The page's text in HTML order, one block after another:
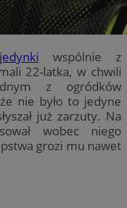
wspólnie z
22-latka, w chwili
z ogródków
nie było to jedyne
już zarzuty. Na
wobec niego
grozi mu nawet